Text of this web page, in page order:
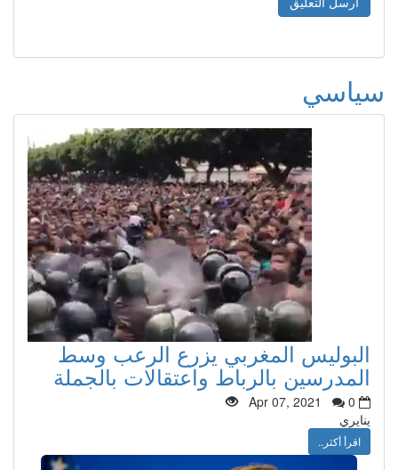
سياسي
البوليس المغربي يزرع الرعب وسط
المدرسين بالرباط واعتقالات بالجملة
Apr 07, 2021
0
ينايري
اقرأ أكثر..